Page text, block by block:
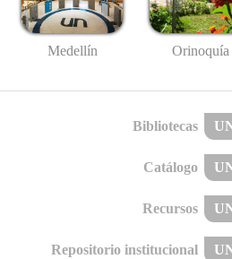
Medellín Orinoquía
Bibliotecas
Catálogo
Recursos
Repositorio institucional